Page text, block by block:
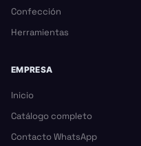
Confección
Herramientas
EMPRESA
Inicio
Catálogo completo
Contacto WhatsApp